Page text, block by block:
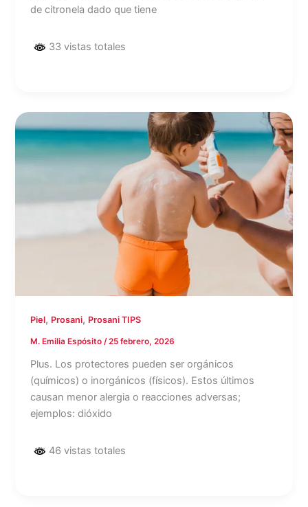
de citronela dado que tiene
33 vistas totales
Piel, Prosani, Prosani TIPS
M. Emilia Espósito/25 febrero, 2026
Plus. Los protectores pueden ser orgánicos
(químicos) o inorgánicos (físicos). Estos últimos
causan menor alergia o reacciones adversas;
ejemplos: dióxido
46 vistas totales